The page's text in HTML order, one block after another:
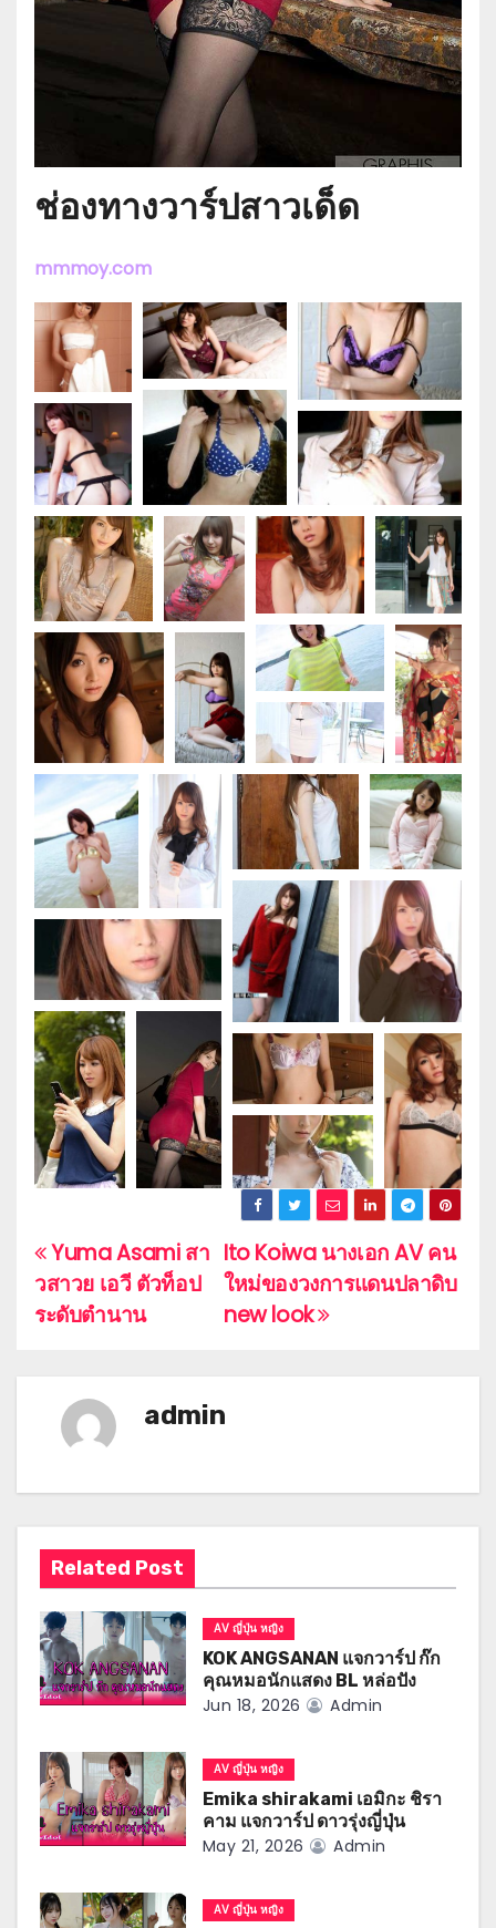
ช่องทางวาร์ปสาวเด็ด
mmmoy.com
P
o
a
g
a
t
i
o
n
Ito Koiwa นางเอก AV คน
ใหม่ของวงการแดนปลาดิบ
new look
Yuma Asami สา
วสาวย เอวี ตัวท็อป
ระดับตำนาน
admin
Related Post
AV ญี่ปุ่น หญิง
KOK ANGSANAN แจกวาร์ป ก๊ก
คุณหมอนักแสดง BL หล่อปัง
Jun 18, 2026 Admin
AV ญี่ปุ่น หญิง
Emika shirakami เอมิกะ ชิรา
คาม แจกวาร์ป ดาวรุ่งญี่ปุ่น
May 21, 2026 Admin
AV ญี่ปุ่น หญิง